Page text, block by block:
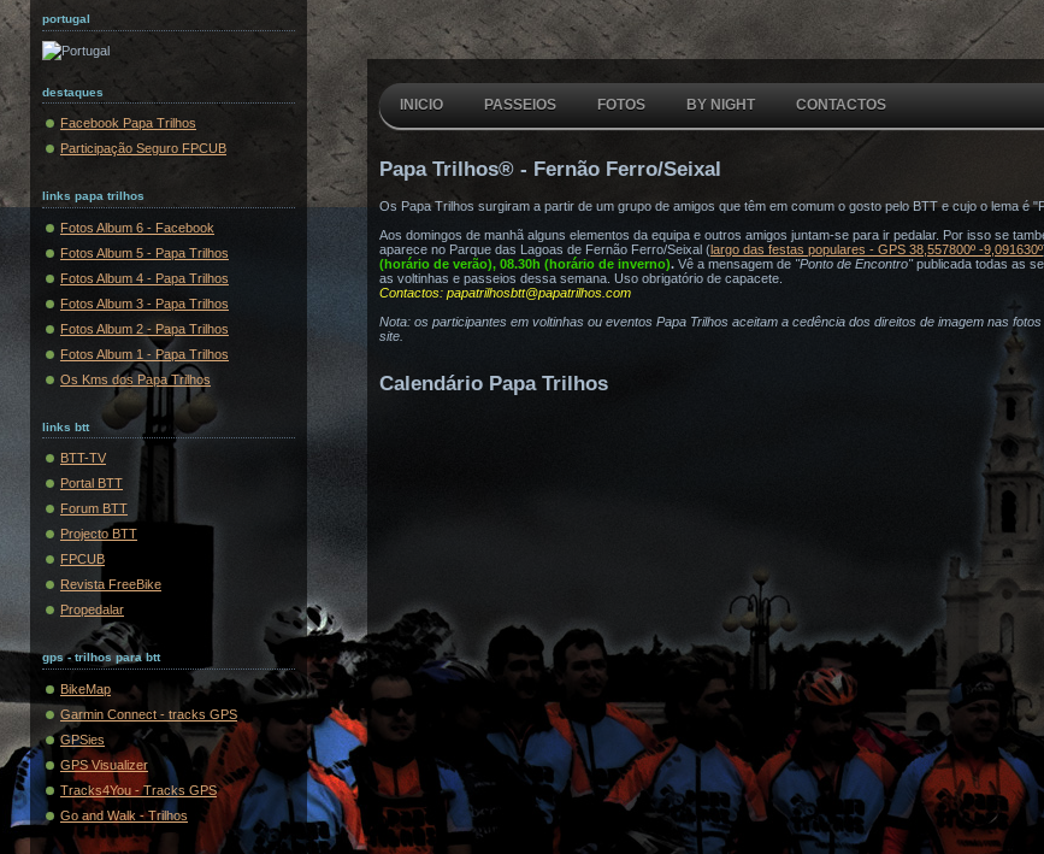
portugal
destaques
Facebook Papa Trilhos
Participação Seguro FPCUB
links papa trilhos
Fotos Album 6 - Facebook
Fotos Album 5 - Papa Trilhos
Fotos Album 4 - Papa Trilhos
Fotos Album 3 - Papa Trilhos
Fotos Album 2 - Papa Trilhos
Fotos Album 1 - Papa Trilhos
Os Kms dos Papa Trilhos
links btt
BTT-TV
Portal BTT
Forum BTT
Projecto BTT
FPCUB
Revista FreeBike
Propedalar
gps - trilhos para btt
BikeMap
Garmin Connect - tracks GPS
GPSies
GPS Visualizer
Tracks4You - Tracks GPS
Go and Walk - Trilhos
INICIO PASSEIOS FOTOS BY NIGHT CONTACTOS
Papa Trilhos® - Fernão Ferro/Seixal
Os Papa Trilhos surgiram a partir de um grupo de amigos que têm em comum o gosto pelo BTT e cujo o lema é
Aos domingos de manhã alguns elementos da equipa e outros amigos juntam-se para ir pedalar. Por isso se
aparece no Parque das Lagoas de Fernão Ferro/Seixal (largo das festas populares - GPS 38,557800º -9,091630º
(horário de verão), 08.30h (horário de inverno). Vê a mensagem de "Ponto de Encontro"publicada todas as
as voltinhas e passeios dessa semana. Uso obrigatório de capacete.
Contactos: papatrilhosbtt@papatrilhos.com
Nota: os participantes em voltinhas ou eventos Papa Trilhos aceitam a cedência dos direitos de imagem nas
site.
Calendário Papa Trilhos